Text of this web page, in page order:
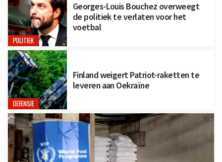
POLITIEK
Georges-Louis Bouchez overweegt
de politiek te verlaten voor het
voetbal
DEFENSIE
Finland weigert Patriot-raketten te
leveren aan Oekraïne